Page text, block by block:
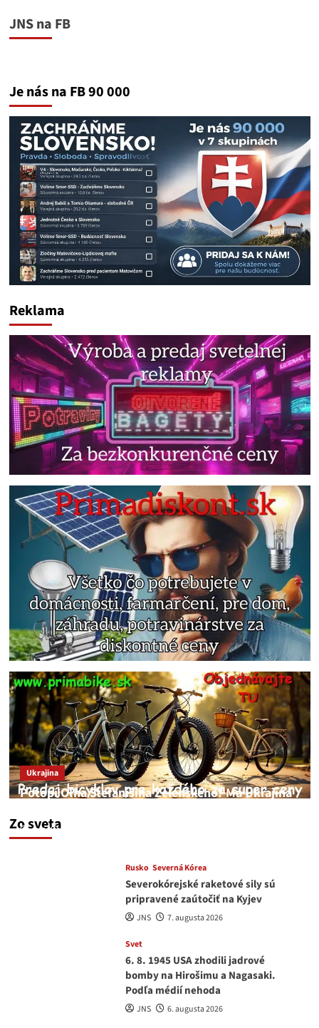
JNS na FB
Je nás na FB 90 000
Reklama
Zo sveta
Ukrajina
Potopí Oľha Stefanišina Zelenského? Má Ukrajina
JNS
Rusko Severná Kórea
Severokórejské raketové sily sú
pripravené zaútočiť na Kyjev
JNS 7. augusta 2026
Svet
6. 8. 1945 USA zhodili jadrové
bomby na Hirošimu a Nagasaki.
Podľa médií nehoda
JNS 6. augusta 2026